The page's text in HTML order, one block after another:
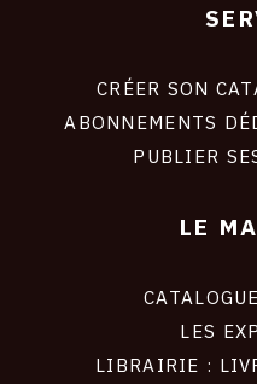
CRÉER SON
ABONNEMENTS
PUBLIER
LE
LES
LIBRAIRIE :